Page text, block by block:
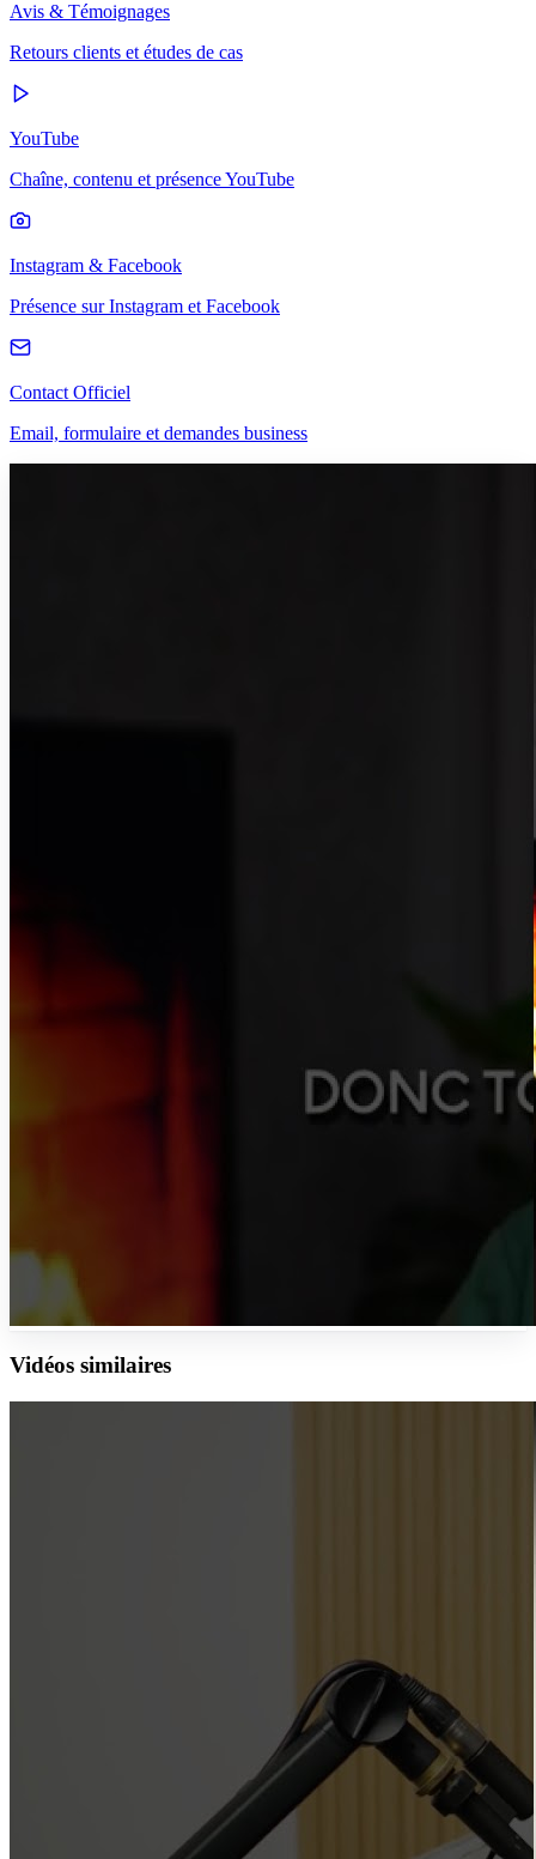
Avis & Témoignages
Retours clients et études de cas
YouTube
Chaîne, contenu et présence YouTube
Instagram & Facebook
Présence sur Instagram et Facebook
Contact Officiel
Email, formulaire et demandes business
Vidéos similaires